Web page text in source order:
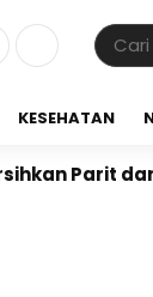
KESEHATAN
dan